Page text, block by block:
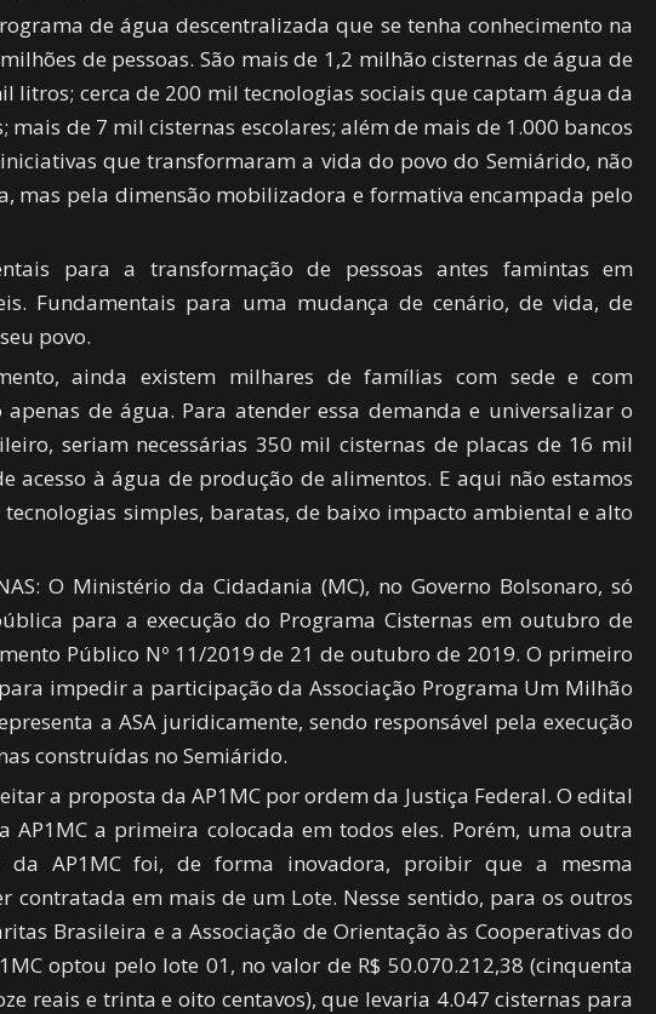
de água descentralizada que se tenha conhecimento na
de pessoas. São mais de 1,2 milhão cisternas de água de
litros; cerca de 200 mil tecnologias sociais que captam água da
de 7 mil cisternas escolares; além de mais de 1.000 bancos
que transformaram a vida do povo do Semiárido, não
mas pela dimensão mobilizadora e formativa encampada pelo
para a transformação de pessoas antes famintas em
Fundamentais para uma mudança de cenário, de vida, de
povo.
ainda existem milhares de famílias com sede e com
de água. Para atender essa demanda e universalizar o
seriam necessárias 350 mil cisternas de placas de 16 mil
acesso à água de produção de alimentos. E aqui não estamos
simples, baratas, de baixo impacto ambiental e alto
O Ministério da Cidadania (MC), no Governo Bolsonaro, só
para a execução do Programa Cisternas em outubro de
Público Nº 11/2019 de 21 de outubro de 2019. O primeiro
impedir a participação da Associação Programa Um Milhão
a ASA juridicamente, sendo responsável pela execução
construídas no Semiárido.
a proposta da AP1MC por ordem da Justiça Federal. O edital
AP1MC a primeira colocada em todos eles. Porém, uma outra
AP1MC foi, de forma inovadora, proibir que a mesma
contratada em mais de um Lote. Nesse sentido, para os outros
Brasileira e a Associação de Orientação às Cooperativas do
optou pelo lote 01, no valor de R$ 50.070.212,38 (cinquenta
reais e trinta e oito centavos), que levaria 4.047 cisternas para